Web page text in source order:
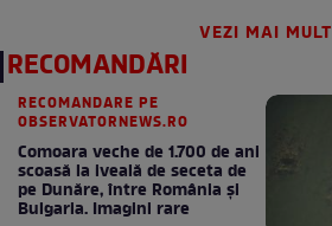
VEZI MAI MULT
RECOMANDĂRI
RECOMANDARE PE
OBSERVATORNEWS.RO
Comoara veche de 1.700 de ani
scoasă la iveală de seceta de
pe Dunăre, între România şi
Bulgaria. Imagini rare